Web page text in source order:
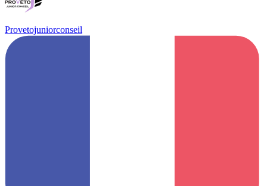
Provetojuniorconseil